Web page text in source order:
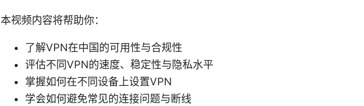
本视频内容将帮助你：
了解VPN在中国的可用性与合规性
评估不同VPN的速度、稳定性与隐私水平
掌握如何在不同设备上设置VPN
学会如何避免常见的连接问题与断线